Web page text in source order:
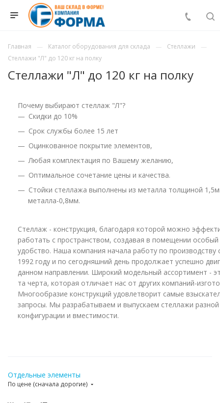
Главная Каталог оборудования для склада
Стеллажи
Стеллажи "Л" до 120 кг на полку
Стеллажи "Л" до 120 кг на полку
Почему выбирают стеллаж "Л"?
Cкидки до 10%
Срок службы более 15 лет
Оцинкованное покрытие элементов,
Любая комплектация по Вашему желанию,
Оптимальное сочетание цены и качества.
Стойки стеллажа выполнены из металла толщиной
металла-0,8мм.
Стеллаж - конструкция, благодаря которой можно
работать с пространством, создавая в помещении
удобство. Наша компания начала работу по производству
1992 году и по сегодняшний день продолжает успешно
данном направлении. Широкий модельный ассортимент -
та черта, которая отличает нас от других компаний-
Многообразие конструкций удовлетворит самые
запросы. Мы разрабатываем и выпускаем стеллажи разной
конфигурации и вместимости.
Отдельные элементы
По цене (сначала дорогие)